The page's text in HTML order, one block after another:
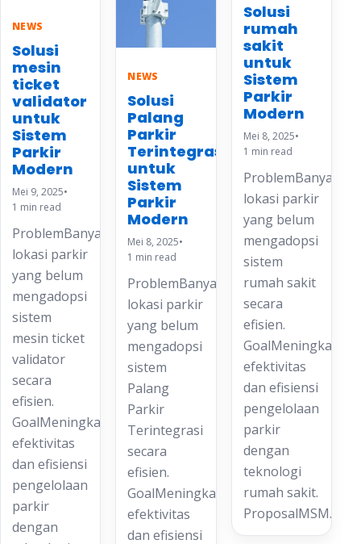
NEWS
Solusi
mesin
ticket
validator
untuk
Sistem
Parkir
Modern
Mei 9, 2025•
1 min read
ProblemBanyak
lokasi parkir
yang belum
mengadopsi
sistem
mesin ticket
validator
secara
efisien.
GoalMeningkatkan
efektivitas
dan efisiensi
pengelolaan
parkir
dengan
NEWS
Solusi
Palang
Parkir
Terintegrasi
untuk
Sistem
Parkir
Modern
Mei 8, 2025•
1 min read
ProblemBanyak
lokasi parkir
yang belum
mengadopsi
sistem
Palang
Parkir
Terintegrasi
secara
efisien.
GoalMeningkatkan
efektivitas
dan efisiensi
Solusi
rumah
sakit
untuk
Sistem
Parkir
Modern
Mei 8, 2025•
1 min read
ProblemBanyak
lokasi parkir
yang belum
mengadopsi
sistem
rumah sakit
secara
efisien.
GoalMeningkatkan
efektivitas
dan efisiensi
pengelolaan
parkir
dengan
teknologi
rumah sakit.
ProposalMSM…